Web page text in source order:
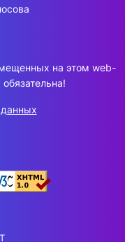
на этом web-
данных